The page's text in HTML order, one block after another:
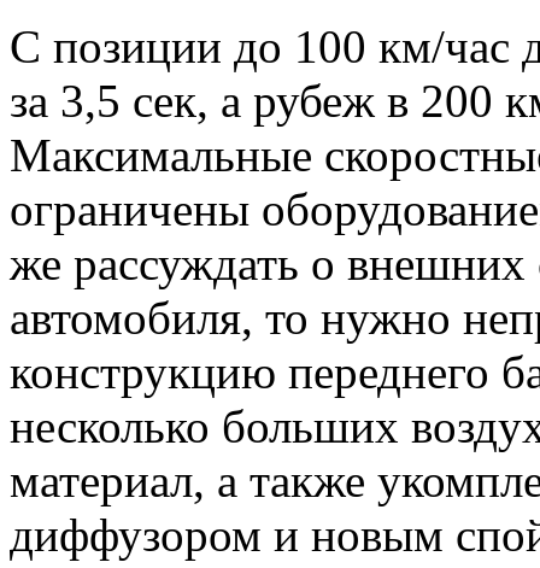
С позиции до 100 км/час
за 3,5 сек, а рубеж в 200
Максимальные
ограничены
же рассуждать о внешних
автомобиля, то нужно
конструкцию переднего
несколько больших
материал, а также
диффузором и новым